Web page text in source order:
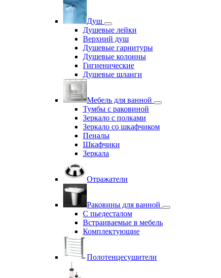
Душ
Душевые лейки
Верхний душ
Душевые гарнитуры
Душевые колонны
Гигиенические
Душевые шланги
Мебель для ванной
Тумбы с раковиной
Зеркало с полками
Зеркало со шкафчиком
Пеналы
Шкафчики
Зеркала
Отражатели
Раковины для ванной
С пьедесталом
Встраиваемые в мебель
Комплектующие
Полотенцесушители